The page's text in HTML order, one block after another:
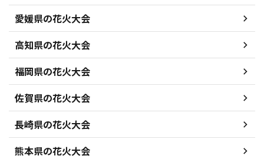
愛媛県の花火大会
高知県の花火大会
福岡県の花火大会
佐賀県の花火大会
長崎県の花火大会
熊本県の花火大会